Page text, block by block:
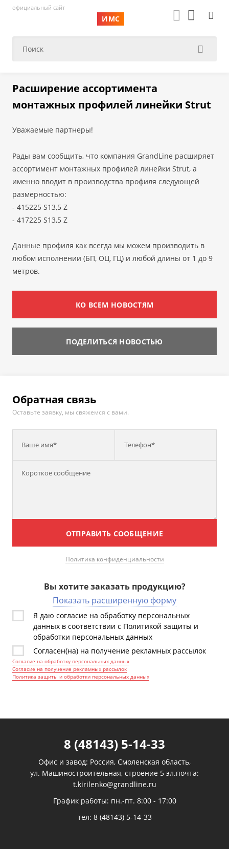
официальный сайт
ИМС
Расширение ассортимента
монтажных профилей линейки Strut
Уважаемые партнеры!
Рады вам сообщить, что компания GrandLine расширяет
ассортимент монтажных профилей линейки Strut, а
именно вводит в производства профиля следующей
размерностью:
- 415225 S13,5 Z
- 417225 S13,5 Z
Данные профиля как всегда мы можем производить в
любом исполнении (БП, ОЦ, ГЦ) и любой длины от 1 до 9
метров.
КО ВСЕМ НОВОСТЯМ
ПОДЕЛИТЬСЯ НОВОСТЬЮ
Обратная связь
Оставьте заявку, мы свяжемся с вами.
Ваше имя* Телефон*
ОТПРАВИТЬ СООБЩЕНИЕ
Вы хотите заказать продукцию?
Показать расширенную форму
Политика конфиденциальности
Я даю согласие на обработку персональных
данных в соответствии с Политикой защиты и
обработки персональных данных
Согласен(на) на получение рекламных рассылок
Согласие на обработку персональных данных
Согласие на получение рекламных рассылок
Политика защиты и обработки персональных данных
8 (48143) 5-14-33
Офис и завод: Россия, Смоленская область,
ул. Машиностроительная, строение 5 эл.почта:
t.kirilenko@grandline.ru
График работы: пн.-пт. 8:00 - 17:00
тел: 8 (48143) 5-14-33